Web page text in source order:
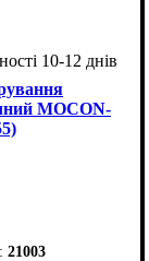
MOCON-
21003